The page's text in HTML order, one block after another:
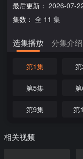
最后更新： 2026-07-
集数： 全 11 集
选集播放 分集介绍
第1集
第5集
第9集 第
相关视频